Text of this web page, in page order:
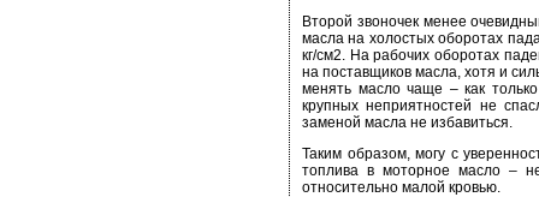
Второй звоночек менее
масла на холостых оборотах
кг/см2. На рабочих оборотах
на поставщиков масла, хотя и
менять масло чаще – как
крупных неприятностей не
заменой масла не избавиться.
Таким образом, могу с
топлива в моторное масло –
относительно малой кровью.